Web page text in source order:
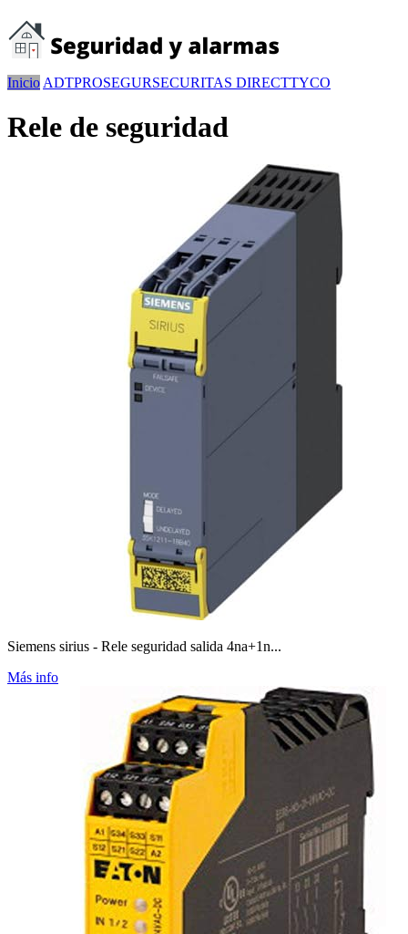
Inicio ADTPROSEGURSECURITAS DIRECTTYCO
Rele de seguridad
Siemens sirius - Rele seguridad salida 4na+1n...
Más info